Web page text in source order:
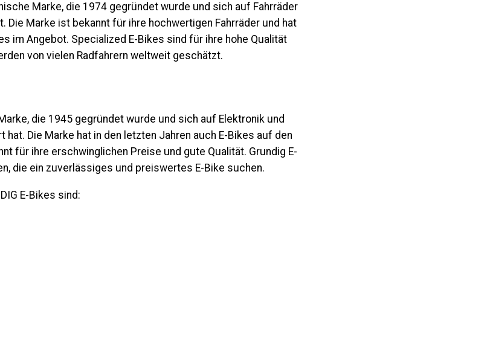
Marke, die 1974 gegründet wurde und sich auf Fahrräder
Die Marke ist bekannt für ihre hochwertigen Fahrräder und hat
im Angebot. Specialized E-Bikes sind für ihre hohe Qualität
von vielen Radfahrern weltweit geschätzt.
die 1945 gegründet wurde und sich auf Elektronik und
Die Marke hat in den letzten Jahren auch E-Bikes auf den
für ihre erschwinglichen Preise und gute Qualität. Grundig E-
die ein zuverlässiges und preiswertes E-Bike suchen.
E-Bikes sind: